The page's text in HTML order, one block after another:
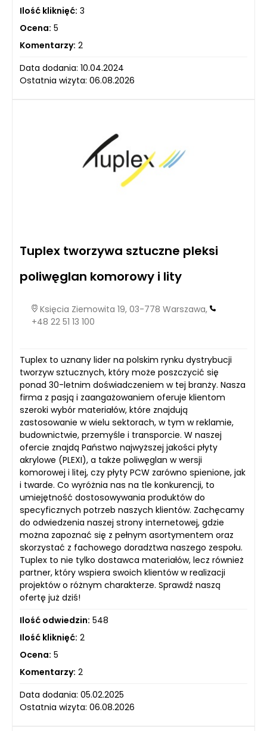
Ilość kliknięć: 3
Ocena: 5
Komentarzy: 2
Data dodania: 10.04.2024
Ostatnia wizyta: 06.08.2026
Tuplex tworzywa sztuczne pleksi
poliwęglan komorowy i lity
Księcia Ziemowita 19, 03-778 Warszawa,
+48 22 51 13 100
Tuplex to uznany lider na polskim rynku dystrybucji
tworzyw sztucznych, który może poszczycić się
ponad 30-letnim doświadczeniem w tej branży. Nasza
firma z pasją i zaangażowaniem oferuje klientom
szeroki wybór materiałów, które znajdują
zastosowanie w wielu sektorach, w tym w reklamie,
budownictwie, przemyśle i transporcie. W naszej
ofercie znajdą Państwo najwyższej jakości płyty
akrylowe (PLEXI), a także poliwęglan w wersji
komorowej i litej, czy płyty PCW zarówno spienione, jak
i twarde. Co wyróżnia nas na tle konkurencji, to
umiejętność dostosowywania produktów do
specyficznych potrzeb naszych klientów. Zachęcamy
do odwiedzenia naszej strony internetowej, gdzie
można zapoznać się z pełnym asortymentem oraz
skorzystać z fachowego doradztwa naszego zespołu.
Tuplex to nie tylko dostawca materiałów, lecz również
partner, który wspiera swoich klientów w realizacji
projektów o różnym charakterze. Sprawdź naszą
ofertę już dziś!
Ilość odwiedzin: 548
Ilość kliknięć: 2
Ocena: 5
Komentarzy: 2
Data dodania: 05.02.2025
Ostatnia wizyta: 06.08.2026